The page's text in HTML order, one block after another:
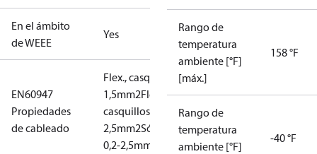
En el ámbito
de WEEE
Yes
EN60947
Propiedades
de cableado
Flex., casquillos: 0,2-
1,5mm2Flex., sin
casquillos: 0,2-
2,5mm2Sólido/trenzado:
0,2-2,5mm2
Rango de
temperatura
ambiente [°F]
[máx.]
158 °F
Rango de
temperatura
ambiente [°F]
-40 °F